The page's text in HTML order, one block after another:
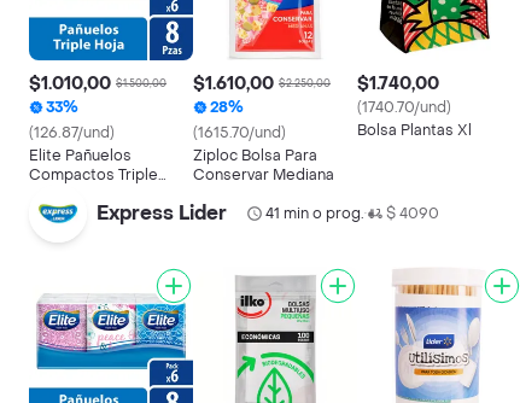
$1.010,00 $1.500,00
33%
(126.87/und)
Elite Pañuelos
Compactos Triple
$1.610,00 $2.250,00
28%
(1615.70/und)
Ziploc Bolsa Para
Conservar Mediana
$1.740,00
(1740.70/und)
Bolsa Plantas Xl
Express Lider 41 min o prog.• $ 4090